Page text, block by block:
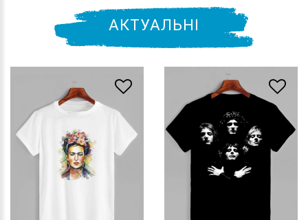
АКТУАЛЬНІ